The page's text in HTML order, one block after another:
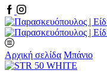
Facebook
Instagram
Αρχική σελίδα Μπάνιο